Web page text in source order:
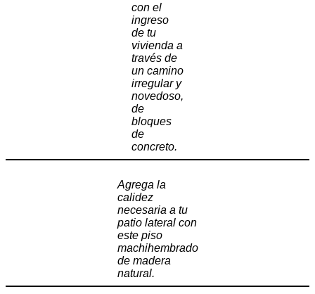
con el
ingreso
de tu
vivienda a
través de
un camino
irregular y
novedoso,
de
bloques
de
concreto.
Agrega la
calidez
necesaria a tu
patio lateral con
este piso
machihembrado
de madera
natural.